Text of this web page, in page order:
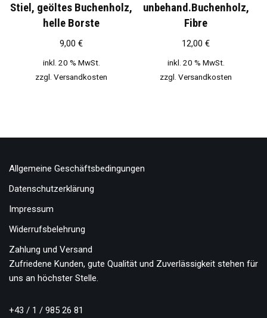
Stiel, geöltes Buchenholz,
helle Borste
9,00 €
inkl. 20 % MwSt.
zzgl. Versandkosten
unbehand.Buchenholz,
Fibre
12,00 €
inkl. 20 % MwSt.
zzgl. Versandkosten
Allgemeine Geschäftsbedingungen
Datenschutzerklärung
Impressum
Widerrufsbelehrung
Zahlung und Versand
Zufriedene Kunden, gute Qualität und Zuverlässigkeit stehen für
uns an höchster Stelle.
+43 / 1 / 985 26 81